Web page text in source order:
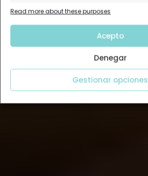
Read more about these purposes
Acepto
Denegar
Gestionar opciones